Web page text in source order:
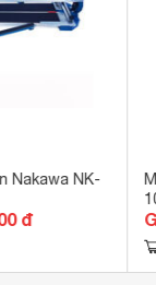
Nakawa NK-
đ